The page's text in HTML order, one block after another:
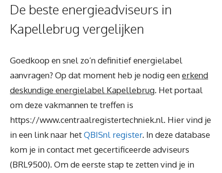
De beste energieadviseurs in
Kapellebrug vergelijken
Goedkoop en snel zo’n definitief energielabel
aanvragen? Op dat moment heb je nodig eenerkend
deskundige energielabel Kapellebrug. Het portaal
om deze vakmannen te treffen is
https://www.centraalregistertechniek.nl. Hier vind je
in een link naar hetQBISnl register. In deze database
kom je in contact met gecertificeerde adviseurs
(BRL9500). Om de eerste stap te zetten vind je in